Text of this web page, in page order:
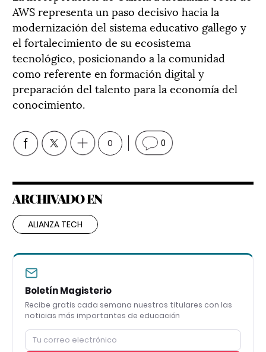
AWS representa un paso decisivo hacia la
modernización del sistema educativo gallego y
el fortalecimiento de su ecosistema
tecnológico, posicionando a la comunidad
como referente en formación digital y
preparación del talento para la economía del
conocimiento.
0 0
ARCHIVADO EN
ALIANZA TECH
Boletín Magisterio
Recibe gratis cada semana nuestros titulares con las
noticias más importantes de educación